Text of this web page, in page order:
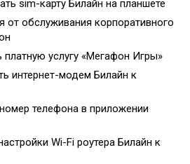
sim-карту Билайн на планшете
от обслуживания корпоративного
платную услугу «Мегафон Игры»
интернет-модем Билайн к
телефона в приложении
Wi-Fi роутера Билайн к